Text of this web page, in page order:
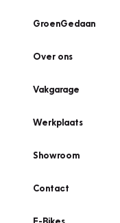
GroenGedaan
Over ons
Vakgarage
Werkplaats
Showroom
Contact